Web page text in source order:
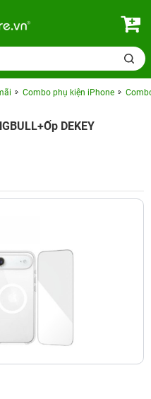
Combo phụ kiện iPhone
DEKEY